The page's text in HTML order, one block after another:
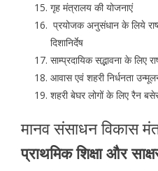
गृह मंत्रालय की योजनाएं
प्रयोजक अनुसंधान के लिये
दिशानिर्देष
साम्प्रदायिक सद्भावना के लिए
आवास एवं शहरी निर्धनता
शहरी बेघर लोगों के लिए रैन
मानव संसाधन विकास
प्राथमिक शिक्षा और